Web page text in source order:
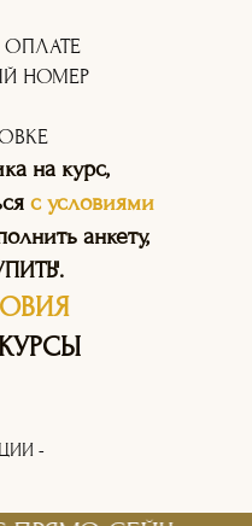
ОПЛАТЕ
НОМЕР
на курс,
с условиями
анкету,
-